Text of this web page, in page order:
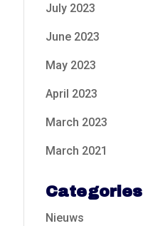
July 2023
June 2023
May 2023
April 2023
March 2023
March 2021
Categories
Nieuws